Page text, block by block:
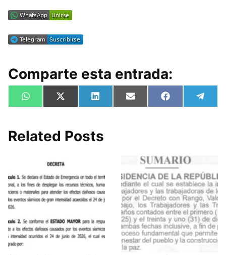
Comparte esta entrada:
Compartir
en
W
h
s
A
Compartir
en
X
(
i
t
r
Compartir
en
L
i
e
d
Compartir
en
E
m
Compartir
en
F
a
k
en
e
Related Posts